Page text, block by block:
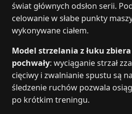
świat głównych odsłon serii.
celowanie w słabe punkty
wykonywane ciałem.
Model strzelania z łuku
pochwały: wyciąganie strzał
cięciwy i zwalnianie spustu są
śledzenie ruchów pozwala
po krótkim treningu.